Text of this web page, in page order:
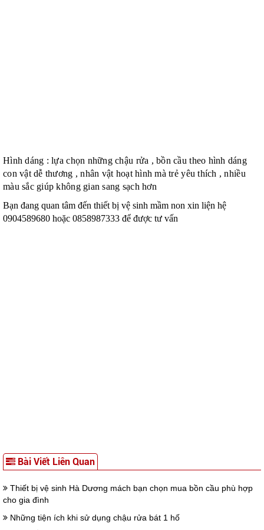
Hình dáng : lựa chọn những chậu rửa , bồn cầu theo hình dáng
con vật dễ thương , nhân vật hoạt hình mà trẻ yêu thích , nhiều
màu sắc giúp không gian sang sạch hơn
Bạn đang quan tâm đến thiết bị vệ sinh mầm non xin liện hệ
0904589680 hoặc 0858987333 để được tư vấn
Bài Viết Liên Quan
Thiết bị vệ sinh Hà Dương mách bạn chọn mua bồn cầu phù hợp
cho gia đình
Những tiện ích khi sử dụng chậu rửa bát 1 hố